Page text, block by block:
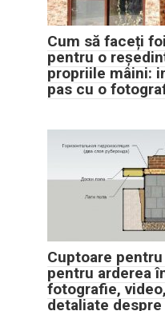
Cum să faceți
pentru o
propriile mâini:
pas cu o
Cuptoare
pentru arderea
fotografie,
detaliate